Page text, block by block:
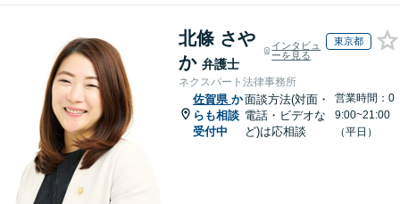
北條 さや
か 弁護士
インタビュ
ーを見る
東京都
ネクスパート法律事務所
佐賀県 か
らも相談
受付中
面談方法(対面・
電話・ビデオな
ど)は応相談
営業時間：0
9:00~21:00
（平日）